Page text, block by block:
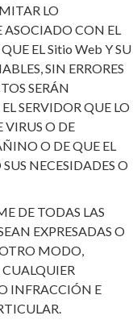
LO
CON EL
EL Sitio Web Y SU
SIN ERRORES
SERÁN
SERVIDOR QUE LO
VIRUS O DE
O DE QUE EL
NECESIDADES O
DE TODAS LAS
EXPRESADAS O
MODO,
INFRACCIÓN E